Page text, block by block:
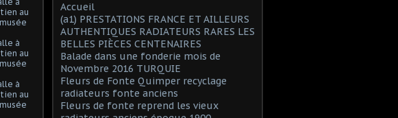
Accueil
(a1) PRESTATIONS FRANCE ET AILLEURS
AUTHENTIQUES RADIATEURS RARES LES
BELLES PIÈCES CENTENAIRES
Balade dans une fonderie mois de
Novembre 2016 TURQUIE
Fleurs de Fonte Quimper recyclage
radiateurs fonte anciens
Fleurs de fonte reprend les vieux